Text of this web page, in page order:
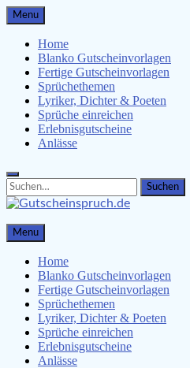
Skip
to
content
Menu
Home
Blanko Gutscheinvorlagen
Fertige Gutscheinvorlagen
Sprüchethemen
Lyriker, Dichter & Poeten
Sprüche einreichen
Erlebnisgutscheine
Anlässe
Search
for:
Search
Gutscheinspruch.de
Gutscheinsprüche &
Menu
Home
Blanko Gutscheinvorlagen
Fertige Gutscheinvorlagen
Sprüchethemen
Lyriker, Dichter & Poeten
Sprüche einreichen
Erlebnisgutscheine
Anlässe